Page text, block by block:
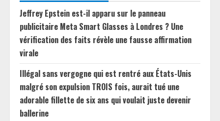
Jeffrey Epstein est-il apparu sur le panneau
publicitaire Meta Smart Glasses à Londres ? Une
vérification des faits révèle une fausse affirmation
virale
Illégal sans vergogne qui est rentré aux États-Unis
malgré son expulsion TROIS fois, aurait tué une
adorable fillette de six ans qui voulait juste devenir
ballerine